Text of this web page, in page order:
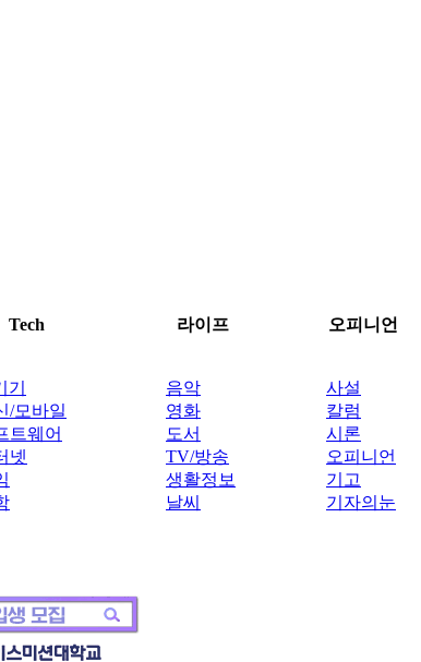
Tech 라이프 오피니언
기
/모바일
트웨어
넷
음악
영화
도서
TV/방송
생활정보
날씨
사설
칼럼
시론
오피니언
기고
기자의눈